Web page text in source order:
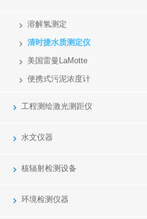
溶解氢测定
清时捷水质测定仪
美国雷曼LaMotte
便携式污泥浓度计
工程测绘激光测距仪
水文仪器
核辐射检测设备
环境检测仪器